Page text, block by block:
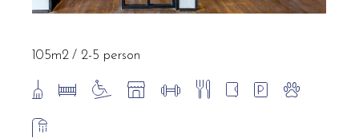
105m2 2-5 person